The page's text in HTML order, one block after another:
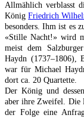
Allmählich verblasst
KönigFriedrich
besonders. Ihm ist es
«Stille Nacht!» wird
meist dem
Haydn (1737–1806),
war für Michael
dort ca. 20 Quartette.
Der König und dessen
aber ihre Zweifel. Die
der Folge eine